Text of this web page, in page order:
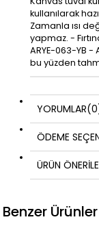
kullanılarak
Zamanla ısı
yapmaz. -
ARYE-063-YB
bu yüzden
YORUMLAR
ÖDEME
ÜRÜN
Benzer Ürünler